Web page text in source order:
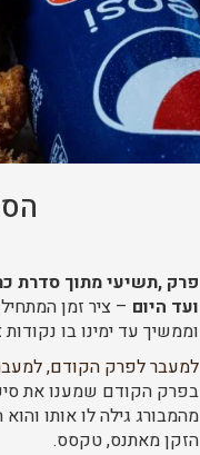
פרק ,תשיעי מתוך סדרת
ועד היום
וממשיך עד ימינו בו
למעבר לפרק הקודם,
בפרק הקודם שמענו את
מהמבורג גילה לו אותו
הזקן מאתנס, טקסס.